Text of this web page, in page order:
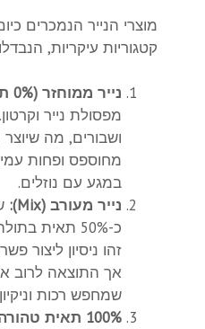
מוצרי הנייר הנמכרים
קטגוריות עיקריות,
נייר ממוחזר (0% תאית בתולה):
מפסולת נייר
ושבורים, מה שיוצר
מחוספס ופחות
במגע עם נוזלים.
נייר מעורב (Mix):
זהו ניסיון ליצור
אך התוצאה לרוב
שמחפש רכות
100% תאית טהורה: